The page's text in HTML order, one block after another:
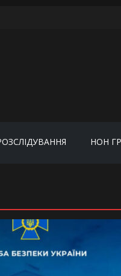
НОН